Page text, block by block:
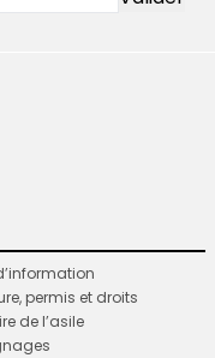
permis et droits
de l’asile